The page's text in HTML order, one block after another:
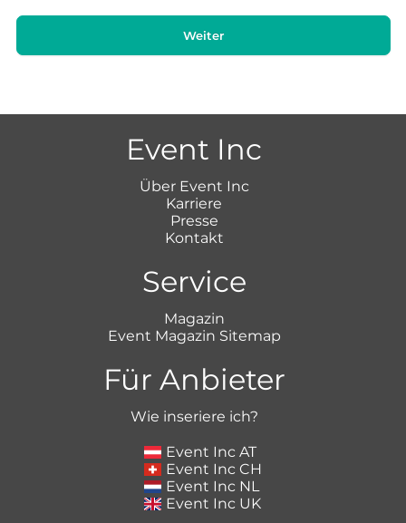
Weiter
Event Inc
Über Event Inc
Karriere
Presse
Kontakt
Service
Magazin
Event Magazin Sitemap
Für Anbieter
Wie inseriere ich?
Event Inc AT
Event Inc CH
Event Inc NL
Event Inc UK